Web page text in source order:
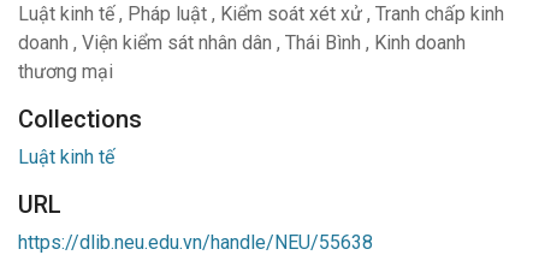
Luật kinh tế, Pháp luật , Kiểm soát xét xử , Tranh chấp kinh
doanh , Viện kiểm sát nhân dân , Thái Bình , Kinh doanh
thương mại
Collections
Luật kinh tế
URL
https://dlib.neu.edu.vn/handle/NEU/55638